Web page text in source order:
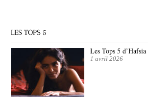
LES TOPS 5
Les Tops 5
1 avril 2026